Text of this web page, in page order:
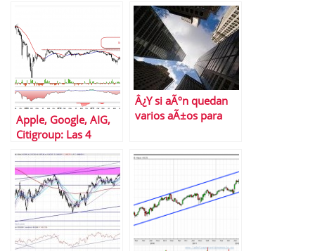
Apple, Google, AIG,
Citigroup: Las 4
prefieren los ricos
Â¿Y si aÃºn quedan
varios aÃ±os para
bajista?